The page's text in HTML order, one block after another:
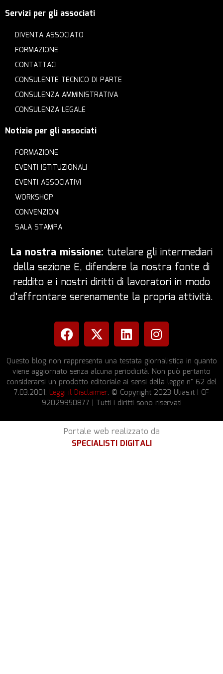
Servizi per gli associati
DIVENTA ASSOCIATO
FORMAZIONE
CONTATTACI
CONSULENTE TECNICO DI PARTE
CONSULENZA AMMINISTRATIVA
CONSULENZA LEGALE
Notizie per gli associati
FORMAZIONE
EVENTI ISTITUZIONALI
EVENTI ASSOCIATIVI
WORKSHOP
CONVENZIONI
SALA STAMPA
La nostra missione: tutelare gli intermediari
della sezione E, difendere la nostra fonte di
reddito e i nostri diritti di lavoratori in modo
d’affrontare serenamente la propria attività.
Questo blog non rappresenta una testata giornalistica in quanto
viene aggiornato senza alcuna periodicità. Non può pertanto
considerarsi un prodotto editoriale ai sensi della legge n° 62 del
7.03.2001. Leggi il Disclaimer. © Copyright 2023 Ulias.it | CF
92029950877 | Tutti i diritti sono riservati
Portale web realizzato da
SPECIALISTI DIGITALI